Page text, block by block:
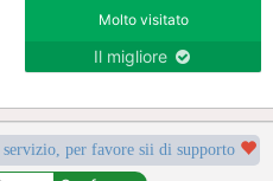
Molto visitato
Il migliore
per favore sii di supporto